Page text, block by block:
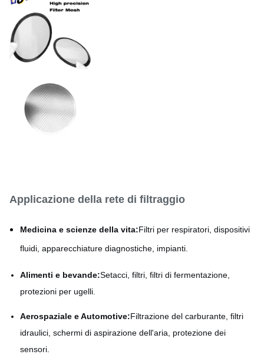
Materiale
Applicazione della rete di filtraggio
Medicina e scienze della vita:Filtri per respiratori, dispositivi
fluidi, apparecchiature diagnostiche, impianti.
Alimenti e bevande:Setacci, filtri, filtri di fermentazione,
protezioni per ugelli.
Aerospaziale e Automotive:Filtrazione del carburante, filtri
idraulici, schermi di aspirazione dell'aria, protezione dei
sensori.